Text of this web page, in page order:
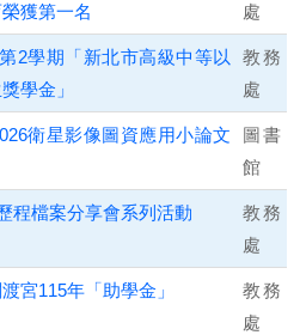
獲第一名
處
2學期「新北市高級中等以
學金」
教務
處
衛星影像圖資應用小論文
圖書
館
程檔案分享會系列活動
教務
處
宮115年「助學金」
教務
處